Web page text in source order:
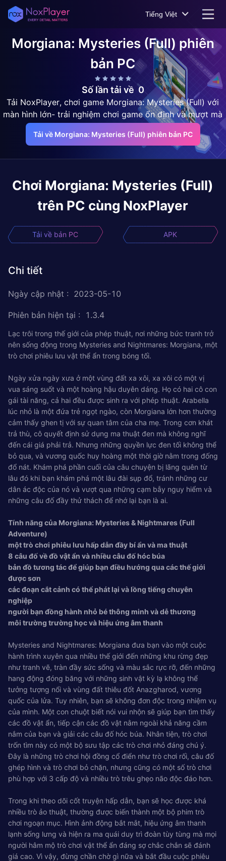
Tiếng Việt
Morgiana: Mysteries (Full) phiên
bản PC
Số lần tải về 0
Tải NoxPlayer, chơi game Morgiana: Mysteries (Full) với
màn hình lớn- trải nghiệm chơi game ổn định và mượt mà
Tải về Morgiana: Mysteries (Full) phiên bản PC
Chơi Morgiana: Mysteries (Full)
trên PC cùng NoxPlayer
Tải về bản PC APK
Chi tiết
Ngày cập nhật : 2023-05-10
Phiên bản hiện tại : 1.3.4
Lạc trôi trong thế giới của phép thuật, nơi những bức tranh trở
nên sống động trong Mysteries and Nightmares: Morgiana, một
trò chơi phiêu lưu vật thể ẩn trong bóng tối.
Ngày xửa ngày xưa ở một vùng đất xa xôi, xa xôi có một vị
vua sáng suốt và một hoàng hậu duyên dáng. Họ có hai cô con
gái tài năng, cả hai đều được sinh ra với phép thuật. Arabella
lúc nhỏ là một đứa trẻ ngọt ngào, còn Morgiana lớn hơn thường
cảm thấy ghen tị với sự quan tâm của cha mẹ. Trong cơn khát
trả thù, cô quyết định sử dụng ma thuật đen mà không nghĩ
đến cái giá phải trả. Nhưng những quyền lực đen tối không thể
bỏ qua, và vương quốc huy hoàng một thời giờ nằm ​​trong đống
đổ nát. Khám phá phần cuối của câu chuyện bị lãng quên từ
lâu đó khi bạn khám phá một lâu đài sụp đổ, tránh những cư
dân ác độc của nó và vượt qua những cạm bẫy nguy hiểm và
những câu đố đầy thử thách để nhớ lại bạn là ai.
Tính năng của Morgiana: Mysteries & Nightmares (Full
Adventure)
một trò chơi phiêu lưu hấp dẫn đầy bí ẩn và ma thuật
8 câu đố về đồ vật ẩn và nhiều câu đố hóc búa
bản đồ tương tác để giúp bạn điều hướng qua các thế giới
được sơn
các đoạn cắt cảnh có thể phát lại và lồng tiếng chuyên
nghiệp
người bạn đồng hành nhỏ bé thông minh và dễ thương
môi trường trường học và hiệu ứng âm thanh
Mysteries and Nightmares: Morgiana đưa bạn vào một cuộc
hành trình xuyên qua nhiều thế giới đến những khu rừng đẹp
như tranh vẽ, tràn đầy sức sống và màu sắc rực rỡ, đến những
hang động đóng băng với những sinh vật kỳ lạ không thể
tưởng tượng nổi và vùng đất thiêu đốt Anazgharod, vương
quốc của lửa. Tuy nhiên, bạn sẽ không đơn độc trong nhiệm vụ
của mình. Một con chuột biết nói vui nhộn sẽ giúp bạn tìm thấy
các đồ vật ẩn, tiếp cận các đồ vật nằm ngoài khả năng cầm
nắm của bạn và giải các câu đố hóc búa. Nhân tiện, trò chơi
trốn tìm này có một bộ sưu tập các trò chơi nhỏ đáng chú ý.
Đây là những trò chơi hội đồng cổ điển như trò chơi rối, câu đố
ghép hình và trò chơi bỏ chặn, nhưng cũng có một số trò chơi
phù hợp với 3 cấp độ và nhiều trò trêu ghẹo não độc đáo hơn.
Trong khi theo dõi cốt truyện hấp dẫn, bạn sẽ học được khá
nhiều trò ảo thuật, thường được biến thành một bộ phim trò
chơi ngoạn mục. Hình ảnh động bắt mắt, hiệu ứng âm thanh
lạnh sống lưng và hiện ra ma quái duy trì đoàn tùy tùng mà mọi
người hâm mộ trò chơi vật thể ẩn đáng sợ chắc chắn sẽ đánh
giá cao. Vì vậy, đừng chần chờ gì nữa và bắt đầu cuộc phiêu